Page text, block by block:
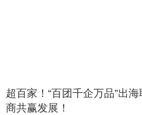
超百家！“百团千企万品”出
商共赢发展！